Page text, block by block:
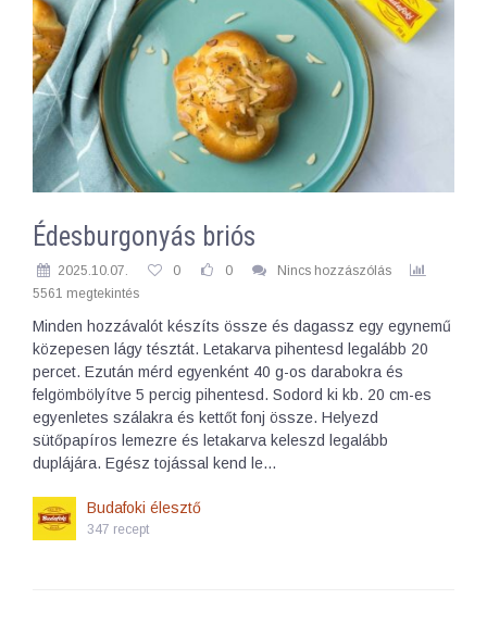
Édesburgonyás briós
2025.10.07. 0 0
Nincs hozzászólás
5561 megtekintés
Minden hozzávalót készíts össze és dagassz egy egynemű
közepesen lágy tésztát. Letakarva pihentesd legalább 20
percet. Ezután mérd egyenként 40 g-os darabokra és
felgömbölyítve 5 percig pihentesd. Sodord ki kb. 20 cm-es
egyenletes szálakra és kettőt fonj össze. Helyezd
sütőpapíros lemezre és letakarva keleszd legalább
duplájára. Egész tojással kend le…
Budafoki élesztő
347 recept